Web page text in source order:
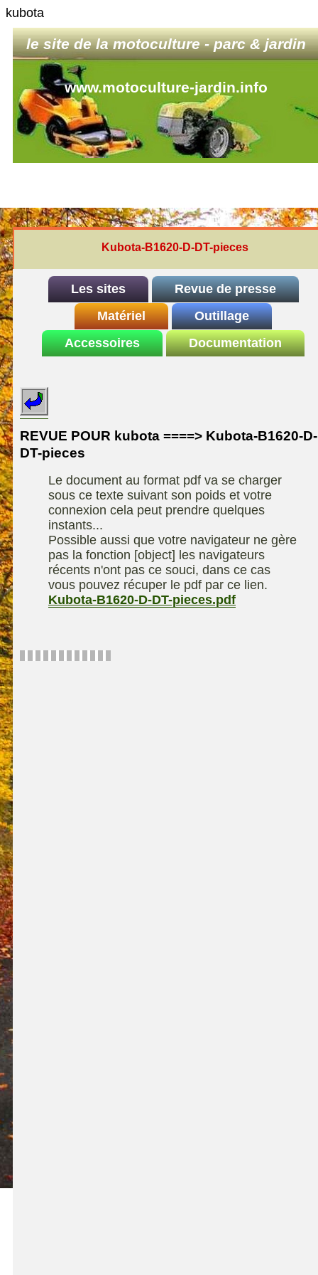
kubota
le site de la motoculture - parc & jardin
www.motoculture-jardin.info
Kubota-B1620-D-DT-pieces
Les sites
INDEX
Le site de la
motoculture
Information sur
contact
Revue de presse
REDEXIM-et-Eliet
ELIET
Motobineuse ou
Technique de
compostage
Matériel
autoportee
SARP
Robomow
chevalet
Remorque
Outillage
Affuteuse
Accessoires
Documentation
REVUE POUR kubota ====> Kubota-B1620-D-
DT-pieces
Le document au format pdf va se charger
sous ce texte suivant son poids et votre
connexion cela peut prendre quelques
instants...
Possible aussi que votre navigateur ne gère
pas la fonction [object] les navigateurs
récents n'ont pas ce souci, dans ce cas
vous pouvez récuper le pdf par ce lien.
Kubota-B1620-D-DT-pieces.pdf